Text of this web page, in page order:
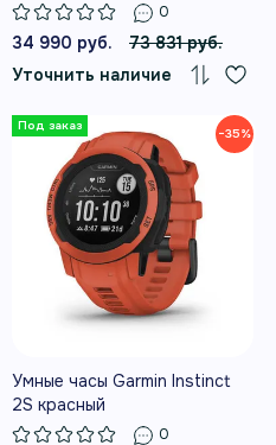
0
34 990 руб.
73 831 руб.
Уточнить наличие
−35%
Умные часы Garmin Instinct
2S красный
0